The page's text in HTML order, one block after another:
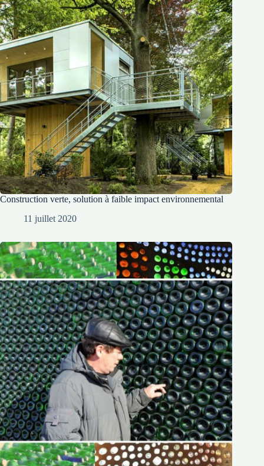
Construction verte, solution à faible impact environnemental
11 juillet 2020